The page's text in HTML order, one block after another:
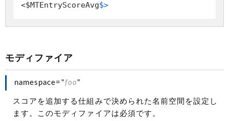
<$MTEntryScoreAvg$>
モディファイア
namespace="foo "
スコアを追加する仕組みで決められた名前空間を設定し
ます。このモディファイアは必須です。